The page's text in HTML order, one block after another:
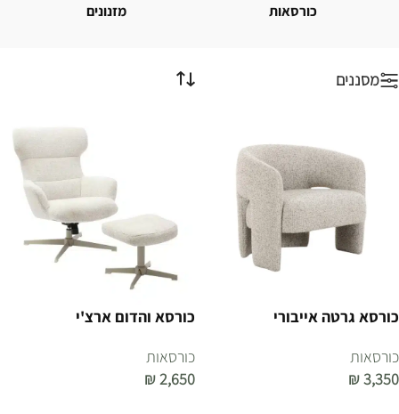
כורסאות מזנונים
מסננים
כורסא גרטה אייבורי
כורסאות
₪3,350
כורסא והדום ארצ'י
כורסאות
₪2,650